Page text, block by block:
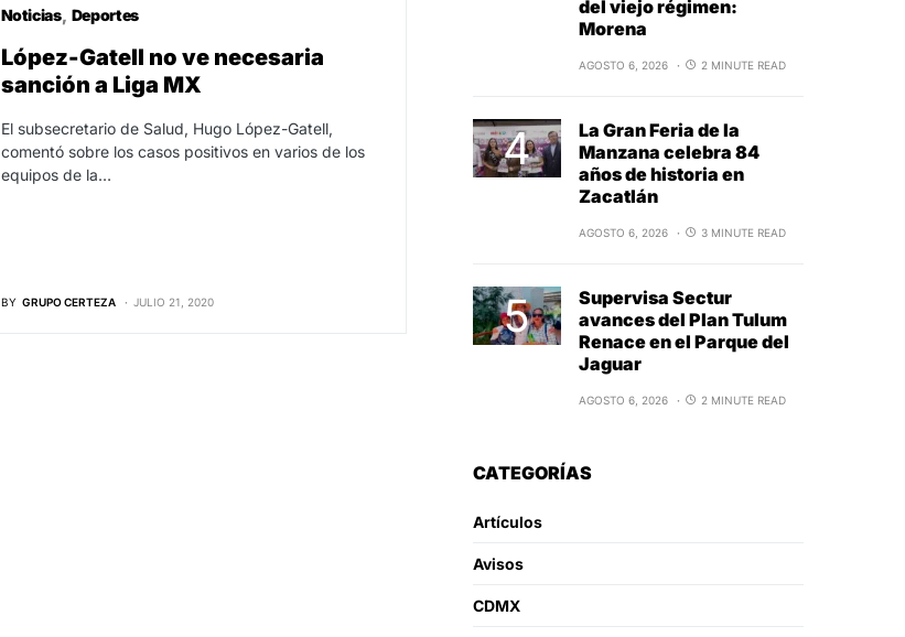
Noticias Deportes
López-Gatell no ve necesaria
sanción a Liga MX
El subsecretario de Salud, Hugo López-Gatell,
comentó sobre los casos positivos en varios de los
equipos de la…
BY GRUPO CERTEZA JULIO 21, 2020
del viejo régimen:
Morena
AGOSTO 6, 2026 2 MINUTE READ
La Gran Feria de la
Manzana celebra 84
años de historia en
Zacatlán
AGOSTO 6, 2026 3 MINUTE READ
Supervisa Sectur
avances del Plan Tulum
Renace en el Parque del
Jaguar
AGOSTO 6, 2026 2 MINUTE READ
CATEGORÍAS
Artículos
Avisos
CDMX